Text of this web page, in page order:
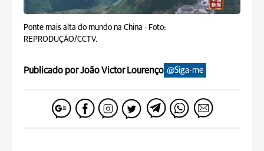
Ponte mais alta do mundo na China - Foto:
REPRODUÇÃO/CCTV.
Publicado por João Victor Lourenço @Siga-me